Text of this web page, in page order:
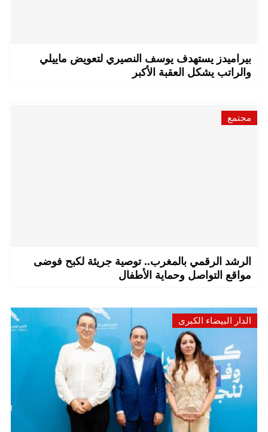
بيراميدز يستهدف يوسف النصيري لتعويض ماييلي
والراتب يشكل العقبة الأكبر
مجتمع
الرشد الرقمي بالمغرب.. توصية جريئة لكبح فوضى
مواقع التواصل وحماية الأطفال
الدار البيضاء الكبرى